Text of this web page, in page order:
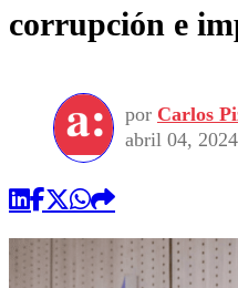
corrupción e
por Carlos
abril 04, 2024